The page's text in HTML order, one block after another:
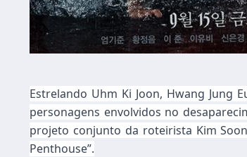
Estrelando Uhm Ki Joon, Hwang Jung
personagens envolvidos no
projeto conjunto da roteirista Kim
Penthouse”.